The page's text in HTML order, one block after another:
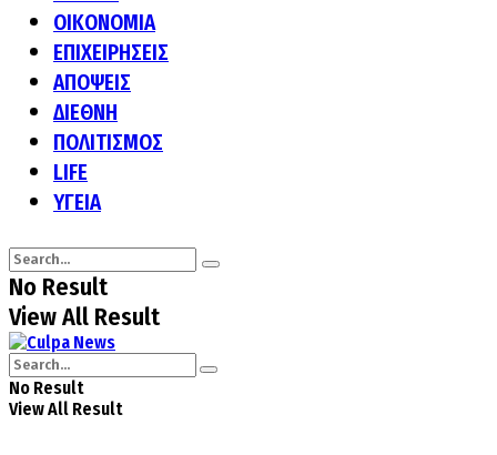
ΟΙΚΟΝΟΜΙΑ
ΕΠΙΧΕΙΡΗΣΕΙΣ
ΑΠΟΨΕΙΣ
ΔΙΕΘΝΗ
ΠΟΛΙΤΙΣΜΟΣ
LIFE
ΥΓΕΙΑ
No Result
View All Result
No Result
View All Result